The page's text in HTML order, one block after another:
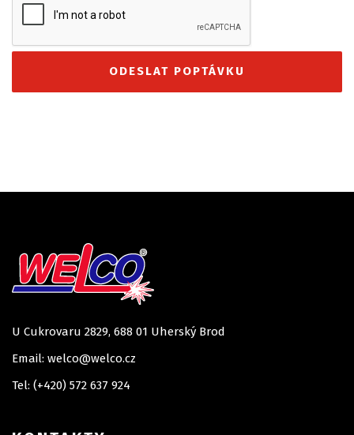
U Cukrovaru 2829, 688 01 Uherský Brod
Email: welco@welco.cz
Tel: (+420) 572 637 924